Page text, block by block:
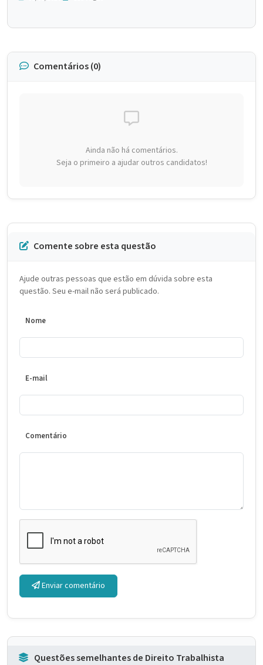
Comentários (0)
Ainda não há comentários.
Seja o primeiro a ajudar outros candidatos!
Comente sobre esta questão
Ajude outras pessoas que estão em dúvida sobre esta
questão. Seu e-mail não será publicado.
Nome
E-mail
Comentário
Enviar comentário
Questões semelhantes de Direito Trabalhista